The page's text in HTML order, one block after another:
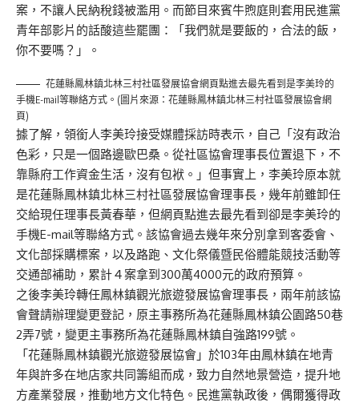
案，不讓人民納稅錢被濫用。而節目來賓牛煦庭則套用民進黨
青年部影片的話酸這些罷團：「我們就是要飯的，合法的飯，
你不要嗎？」。
花蓮縣鳳林鎮北林三村社區發展協會網頁點進去最先看到是李美玲的
手機E-mail等聯絡方式。(圖片來源：花蓮縣鳳林鎮北林三村社區發展協會網
頁)
據了解，領銜人李美玲接受媒體採訪時表示，自己「沒有政治
色彩，只是一個路邊歐巴桑。從社區協會理事長位置退下，不
靠縣府工作資金生活，沒有包袱。」但事實上，李美玲原本就
是花蓮縣鳳林鎮北林三村社區發展協會理事長，幾年前雖卸任
交給現任理事長黃春華，但網頁點進去最先看到卻是李美玲的
手機E-mail等聯絡方式。該協會過去幾年來分別拿到客委會、
文化部採購標案，以及路跑、文化祭儀暨民俗體能競技活動等
交通部補助，累計４案拿到300萬4000元的政府預算。
之後李美玲轉任鳳林鎮觀光旅遊發展協會理事長，兩年前該協
會聲請辦理變更登記，原主事務所為花蓮縣鳳林鎮公園路50巷
2弄7號，變更主事務所為花蓮縣鳳林鎮自強路199號。
「花蓮縣鳳林鎮觀光旅遊發展協會」於103年由鳳林鎮在地青
年與許多在地店家共同籌組而成，致力自然地景營造，提升地
方產業發展，推動地方文化特色。民進黨執政後，偶爾獲得政